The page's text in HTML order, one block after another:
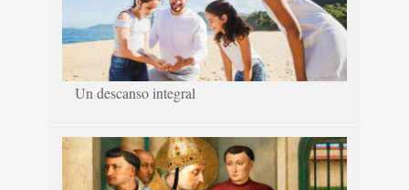
Un descanso integral